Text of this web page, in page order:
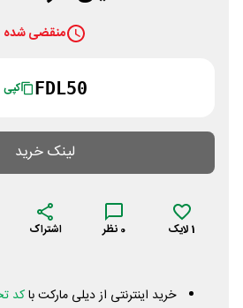
منقضی شده
FDL50 کپی
لینک خرید
1لایک 0 نظر اشتراک
خرید اینترنتی از دیلی مارکت باکد